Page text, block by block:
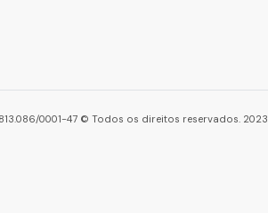
0001-47 © Todos os direitos reservados. 2023